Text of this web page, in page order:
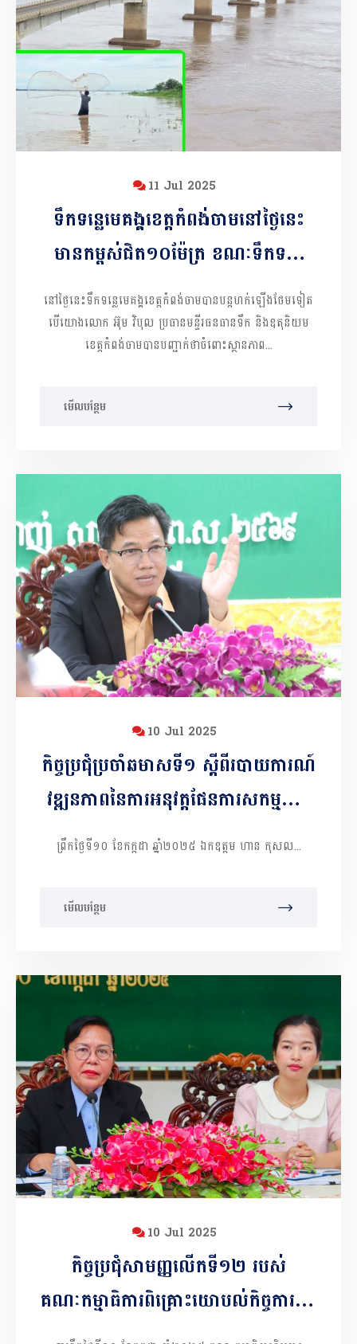
11 Jul 2025
ទឹកទន្លេមេគង្គខេត្តកំពង់ចាមនៅថ្ងៃនេះ
មានកម្ពស់ជិត១០ម៉ែត្រ ខណៈទឹកទន្លេ
នៅតែបន្តហក់ឡើងរៀងរាល់ថ្ងៃ
នៅថ្ងៃនេះទឹកទន្លេមេគង្គខេត្តកំពង់ចាមបានបន្តហក់ឡើងថែមទៀត
បើយោងលោក អ៊ុម វិបុល ប្រធានមន្ទីរធនធានទឹក និងឧតុនិយម
ខេត្តកំពង់ចាមបានបញ្ជាក់ថាចំពោះស្ថានភាព...
មើលបន្ថែម
10 Jul 2025
កិច្ចប្រជុំប្រចាំឆមាសទី១ ស្ដីពីរបាយការណ៍
វឌ្ឍនភាពនៃការអនុវត្តផែនការសកម្មភាព
និងថវិការឆ្នាំ២០២៥
ព្រឹកថ្ងៃទី១០ ខែកក្កដា​ ឆ្នាំ២០២៥ ឯកឧត្តម ហាន កុសល...
មើលបន្ថែម
10 Jul 2025
កិច្ចប្រជុំសាមញ្ញលើកទី១២ របស់
គណៈកម្មាធិការពិគ្រោះយោបល់កិច្ចការស្ត្រី
និងកុមារ ខេត្តកំពង់ចាម អាណត្តិទី៤